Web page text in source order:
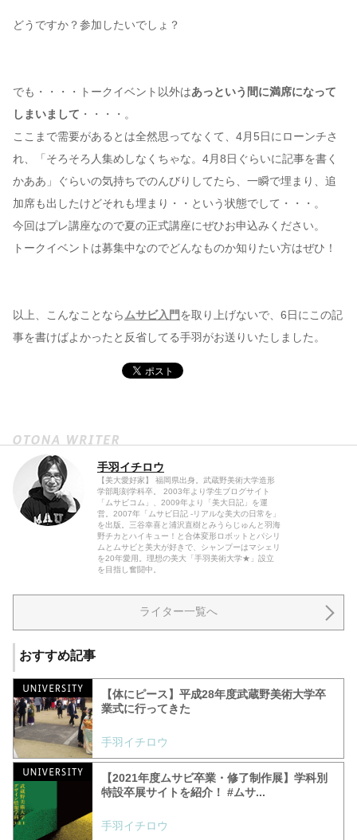
どうですか？参加したいでしょ？
でも・・・・トークイベント以外はあっという間に満席になって
しまいまして ・・・・。
ここまで需要があるとは全然思ってなくて、4月5日にローンチさ
れ、「そろそろ人集めしなくちゃな。4月8日ぐらいに記事を書く
かああ」ぐらいの気持ちでのんびりしてたら、一瞬で埋まり、追
加席も出したけどそれも埋まり・・という状態でして・・・。
今回はプレ講座なので夏の正式講座にぜひお申込みください。
トークイベントは募集中なのでどんなものか知りたい方はぜひ！
以上、こんなことならムサビ入門を取り上げないで、6日にこの記
事を書けばよかったと反省してる手羽がお送りいたしました。
手羽イチロウ
【美大愛好家】 福岡県出身。武蔵野美術大学造形
学部彫刻学科卒。 2003年より学生ブログサイト
「ムサビコム」、2009年より「美大日記」を運
営。2007年「ムサビ日記 -リアルな美大の日常を」
を出版。三谷幸喜と浦沢直樹とみうらじゅんと羽海
野チカとハイキュー！と合体変形ロボットとパシリ
ムとムサビと美大が好きで、シャンプーはマシェリ
を20年愛用。理想の美大「手羽美術大学★」設立
を目指し奮闘中。
ライター一覧へ
おすすめ記事
【体にピース】平成28年度武蔵野美術大学卒
業式に行ってきた
手羽イチロウ
【2021年度ムサビ卒業・修了制作展】学科別
特設卒展サイトを紹介！ #ムサ...
手羽イチロウ